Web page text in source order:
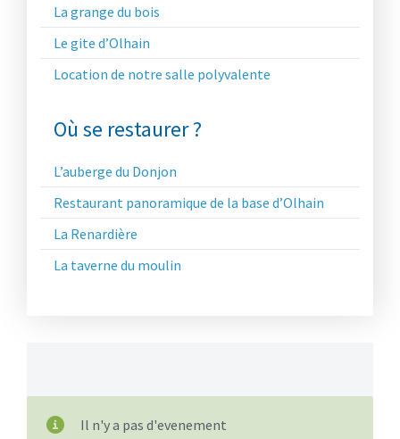
La grange du bois
Le gite d’Olhain
Location de notre salle polyvalente
Où se restaurer ?
L’auberge du Donjon
Restaurant panoramique de la base d’Olhain
La Renardière
La taverne du moulin
Il n'y a pas d'evenement